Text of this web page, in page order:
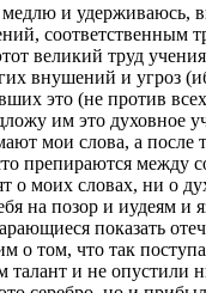
и удерживаюсь,
великий труд
внушений и
это (не против
им это духовное
мои слова, а
препираются
о моих словах, ни о
на позор и иудеям
показать
о том, что так
и не опустили